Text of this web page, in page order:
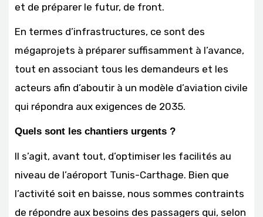
et de préparer le futur, de front.
En termes d’infrastructures, ce sont des
mégaprojets à préparer suffisamment à l’avance,
tout en associant tous les demandeurs et les
acteurs afin d’aboutir à un modèle d’aviation civile
qui répondra aux exigences de 2035.
Quels sont les chantiers urgents ?
Il s’agit, avant tout, d’optimiser les facilités au
niveau de l’aéroport Tunis-Carthage. Bien que
l’activité soit en baisse, nous sommes contraints
de répondre aux besoins des passagers qui, selon